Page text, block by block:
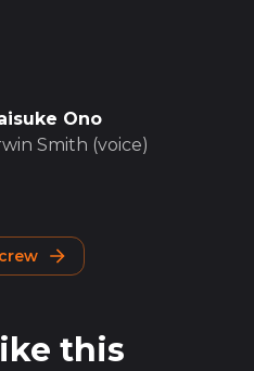
Ono
Smith (voice)
this